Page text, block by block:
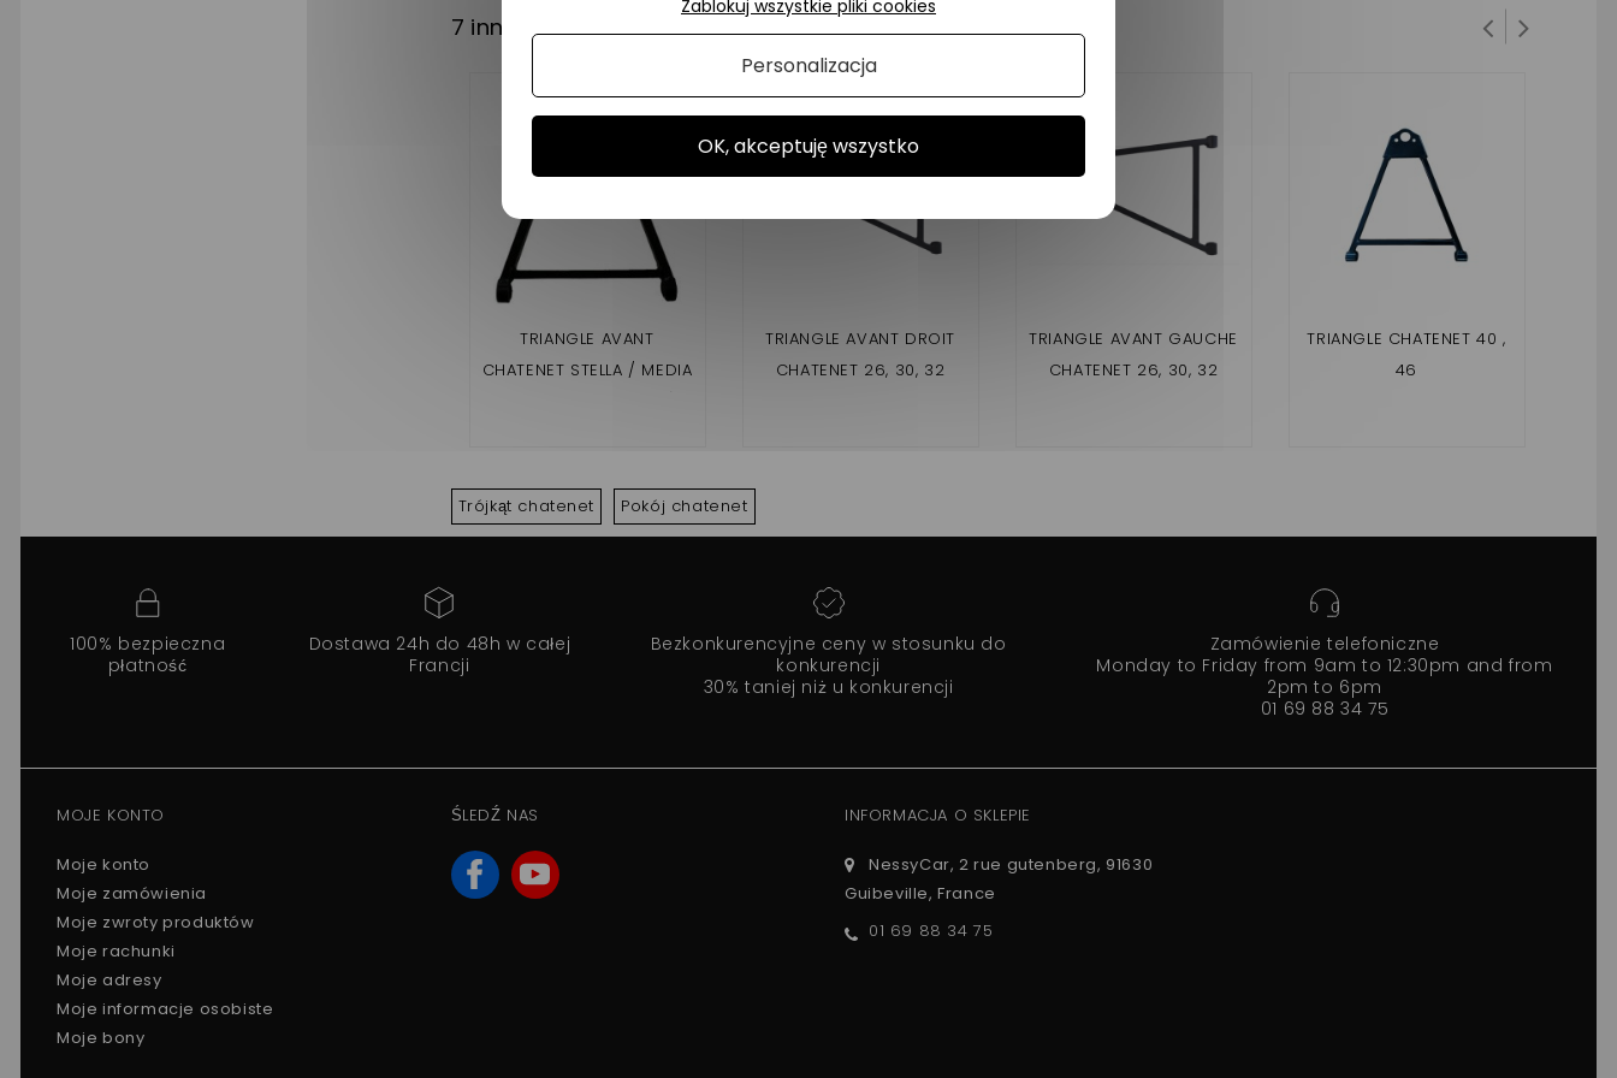
7 innych produktów w tej samej kategorii:
TRIANGLE AVANT
CHATENET STELLA / MEDIA
TRIANGLE AVANT DROIT
CHATENET 26, 30, 32
TRIANGLE AVANT GAUCHE
CHATENET 26, 30, 32
TRIANGLE CHATENET 40 ,
46
Trójkąt chatenet Pokój chatenet
100% bezpieczna
płatność
Dostawa 24h do 48h w całej
Francji
Bezkonkurencyjne ceny w stosunku do
konkurencji
30% taniej niż u konkurencji
Zamówienie telefoniczne
Monday to Friday from 9am to 12:30pm and from
2pm to 6pm
01 69 88 34 75
MOJE KONTO
Moje konto
Moje zamówienia
Moje zwroty produktów
Moje rachunki
Moje adresy
Moje informacje osobiste
Moje bony
ŚLEDŹ NAS INFORMACJA O SKLEPIE
NessyCar, 2 rue gutenberg, 91630
Guibeville, France
01 69 88 34 75
OK, akceptuję wszystko
Zablokuj wszystkie pliki cookies
Personalizacja